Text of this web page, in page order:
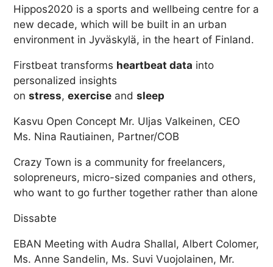
Hippos2020 is a sports and wellbeing centre for a
new decade, which will be built in an urban
environment in Jyväskylä, in the heart of Finland.
Firstbeat transforms heartbeat data into
personalized insights
onstress,exercise andsleep
Kasvu Open Concept Mr. Uljas Valkeinen, CEO
Ms. Nina Rautiainen, Partner/COB
Crazy Town is a community for freelancers,
solopreneurs, micro-sized companies and others,
who want to go further together rather than alone
Dissabte
EBAN Meeting with Audra Shallal, Albert Colomer,
Ms. Anne Sandelin, Ms. Suvi Vuojolainen, Mr.